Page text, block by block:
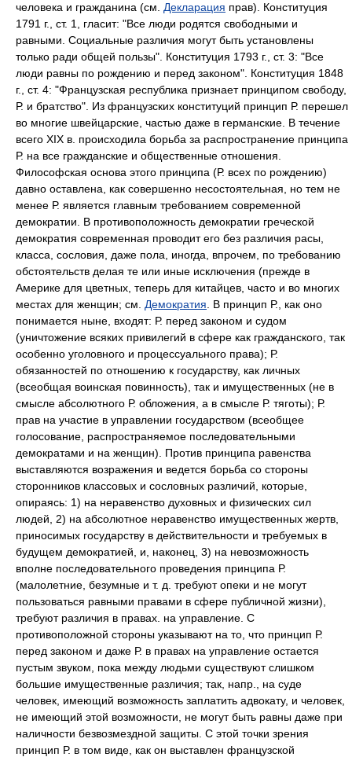
человека и гражданина (см. Декларация прав). Конституция
1791 г., ст. 1, гласит: "Все люди родятся свободными и
равными. Социальные различия могут быть установлены
только ради общей пользы". Конституция 1793 г., ст. 3: "Все
люди равны по рождению и перед законом". Конституция 1848
г., ст. 4: "Французская республика признает принципом свободу,
Р. и братство". Из французских конституций принцип Р. перешел
во многие швейцарские, частью даже в германские. В течение
всего XIX в. происходила борьба за распространение принципа
Р. на все гражданские и общественные отношения.
Философская основа этого принципа (Р. всех по рождению)
давно оставлена, как совершенно несостоятельная, но тем не
менее Р. является главным требованием современной
демократии. В противоположность демократии греческой
демократия современная проводит его без различия расы,
класса, сословия, даже пола, иногда, впрочем, по требованию
обстоятельств делая те или иные исключения (прежде в
Америке для цветных, теперь для китайцев, часто и во многих
местах для женщин; см. Демократия . В принцип Р., как оно
понимается ныне, входят: Р. перед законом и судом
(уничтожение всяких привилегий в сфере как гражданского, так
особенно уголовного и процессуального права); Р.
обязанностей по отношению к государству, как личных
(всеобщая воинская повинность), так и имущественных (не в
смысле абсолютного Р. обложения, а в смысле Р. тяготы); Р.
прав на участие в управлении государством (всеобщее
голосование, распространяемое последовательными
демократами и на женщин). Против принципа равенства
выставляются возражения и ведется борьба со стороны
сторонников классовых и сословных различий, которые,
опираясь: 1) на неравенство духовных и физических сил
людей, 2) на абсолютное неравенство имущественных жертв,
приносимых государству в действительности и требуемых в
будущем демократией, и, наконец, 3) на невозможность
вполне последовательного проведения принципа Р.
(малолетние, безумные и т. д. требуют опеки и не могут
пользоваться равными правами в сфере публичной жизни),
требуют различия в правах. на управление. С
противоположной стороны указывают на то, что принцип Р.
перед законом и даже Р. в правах на управление остается
пустым звуком, пока между людьми существуют слишком
большие имущественные различия; так, напр., на суде
человек, имеющий возможность заплатить адвокату, и человек,
не имеющий этой возможности, не могут быть равны даже при
наличности безвозмездной защиты. С этой точки зрения
принцип Р. в том виде, как он выставлен французской